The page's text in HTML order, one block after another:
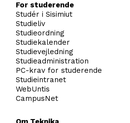
For studerende
Studér i Sisimiut
Studieliv
Studieordning
Studiekalender
Studievejledning
Studieadministration
PC-krav for studerende
Studieintranet
WebUntis
CampusNet